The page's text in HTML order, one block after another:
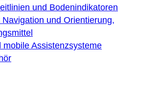
und Bodenindikatoren
und Orientierung,
Assistenzsysteme